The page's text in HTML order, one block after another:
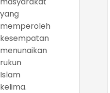
yang
memperoleh
kesempatan
menunaikan
rukun
Islam
kelima.